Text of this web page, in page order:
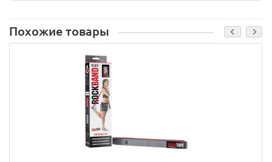
Похожие товары